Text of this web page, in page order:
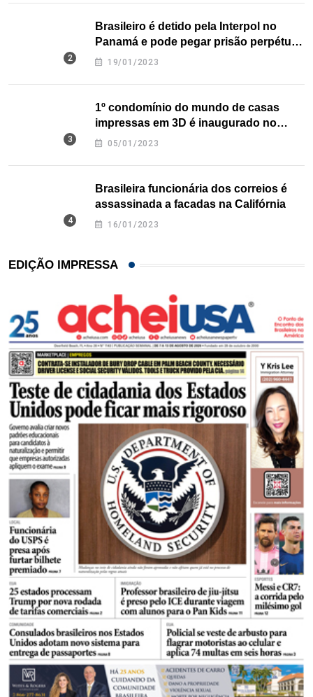
Brasileiro é detido pela Interpol no
Panamá e pode pegar prisão perpétua
nos EUA
19/01/2023
1º condomínio do mundo de casas
impressas em 3D é inaugurado no
Texas
05/01/2023
Brasileira funcionária dos correios é
assassinada a facadas na Califórnia
16/01/2023
EDIÇÃO IMPRESSA